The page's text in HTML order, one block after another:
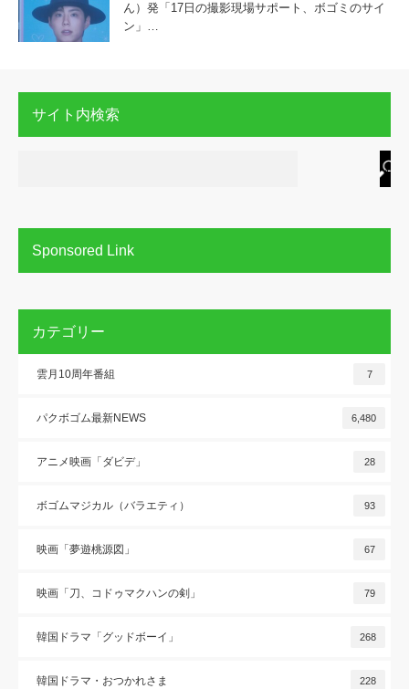
ん）発「17日の撮影現場サポート、ボゴミのサイ
ン」…
サイト内検索
Sponsored Link
カテゴリー
雲月10周年番組 7
パクボゴム最新NEWS 6,480
アニメ映画「ダビデ」 28
ボゴムマジカル（バラエティ） 93
映画「夢遊桃源図」 67
映画「刀、コドゥマクハンの剣」 79
韓国ドラマ「グッドボーイ」 268
韓国ドラマ・おつかれさま 228